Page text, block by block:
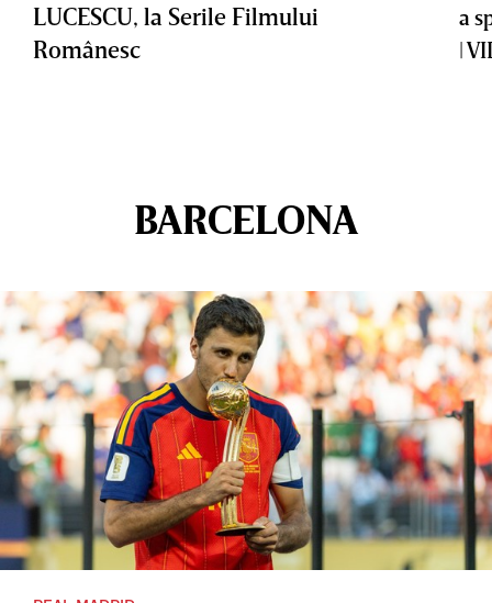
LUCESCU, la Serile Filmului
Românesc
a
|
BARCELONA